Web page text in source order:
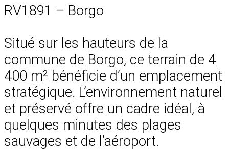
RV1891 – Borgo
Situé sur les hauteurs de la
commune de Borgo, ce terrain de 4
400 m² bénéficie d’un emplacement
stratégique. L’environnement naturel
et préservé offre un cadre idéal, à
quelques minutes des plages
sauvages et de l’aéroport.